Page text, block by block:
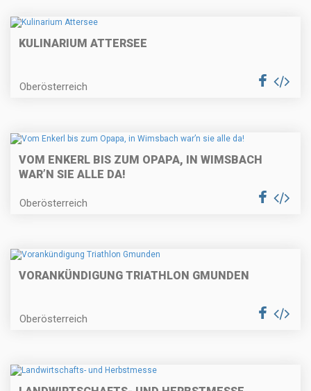
KULINARIUM ATTERSEE
Oberösterreich
VOM ENKERL BIS ZUM OPAPA, IN WIMSBACH
WAR’N SIE ALLE DA!
Oberösterreich
VORANKÜNDIGUNG TRIATHLON GMUNDEN
Oberösterreich